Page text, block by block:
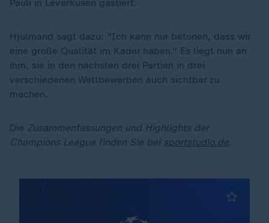
Pauli in Leverkusen gastiert.
Hjulmand sagt dazu: "Ich kann nur betonen, dass wir
eine große Qualität im Kader haben." Es liegt nun an
ihm, sie in den nächsten drei Partien in drei
verschiedenen Wettbewerben auch sichtbar zu
machen.
Die Zusammenfassungen und Highlights der
Champions League finden Sie bei sportstudio.de.